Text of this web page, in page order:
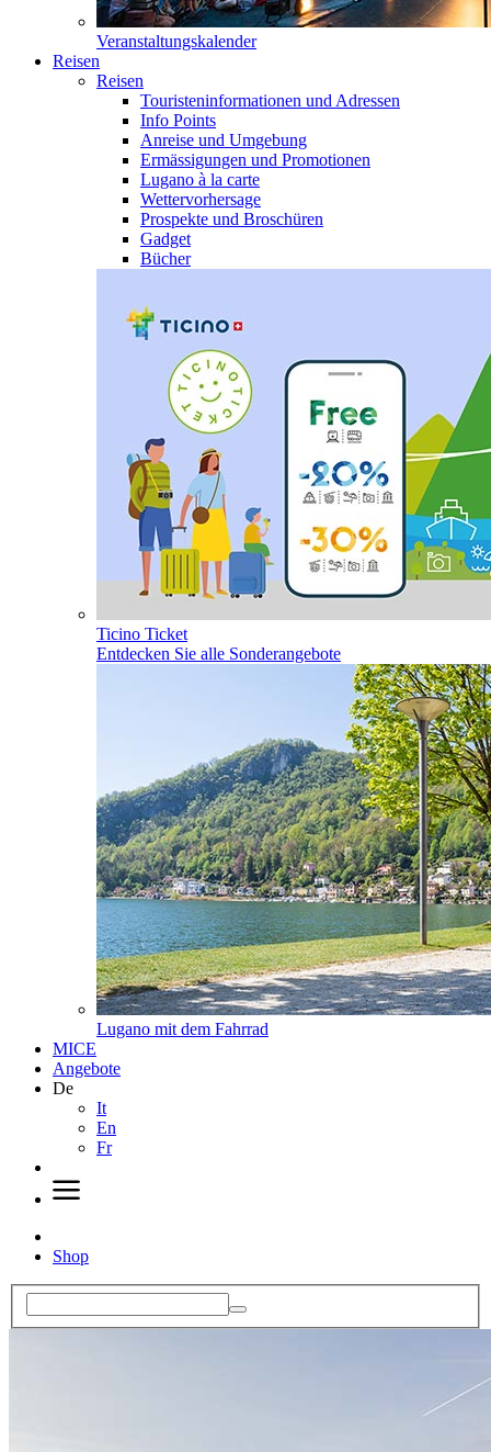
Veranstaltungskalender
Reisen
Reisen
Touristeninformationen und Adressen
Info Points
Anreise und Umgebung
Ermässigungen und Promotionen
Lugano à la carte
Wettervorhersage
Prospekte und Broschüren
Gadget
Bücher
Ticino Ticket
Entdecken Sie alle Sonderangebote
Lugano mit dem Fahrrad
MICE
Angebote
De
It
En
Fr
Shop